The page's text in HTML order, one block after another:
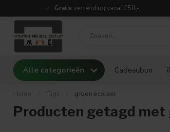
Gratis verzending vanaf €50,-
Alle categorieën Cadeaubon
Home Tags groen ecoleer
Producten getagd met